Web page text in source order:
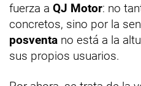
fuerza a QJ Motor: no
concretos, sino por la
posventa no está a la
sus propios usuarios.